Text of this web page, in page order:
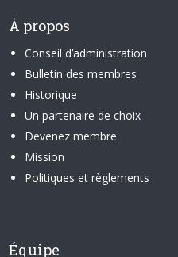
À propos
Conseil d’administration
Bulletin des membres
Historique
Un partenaire de choix
Devenez membre
Mission
Politiques et règlements
Équipe